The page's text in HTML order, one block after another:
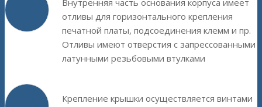
отливы для горизонтального крепления
печатной платы, подсоединения клемм и пр.
Отливы имеют отверстия с запрессованными
латунными резьбовыми втулками
Крепление крышки осуществляется винтами